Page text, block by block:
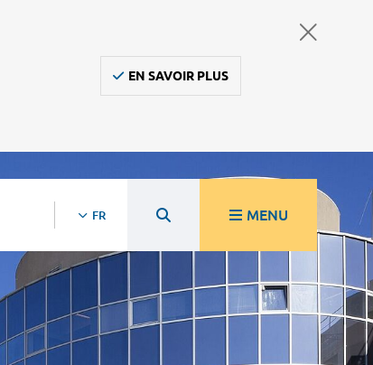
EN SAVOIR PLUS
FR MENU